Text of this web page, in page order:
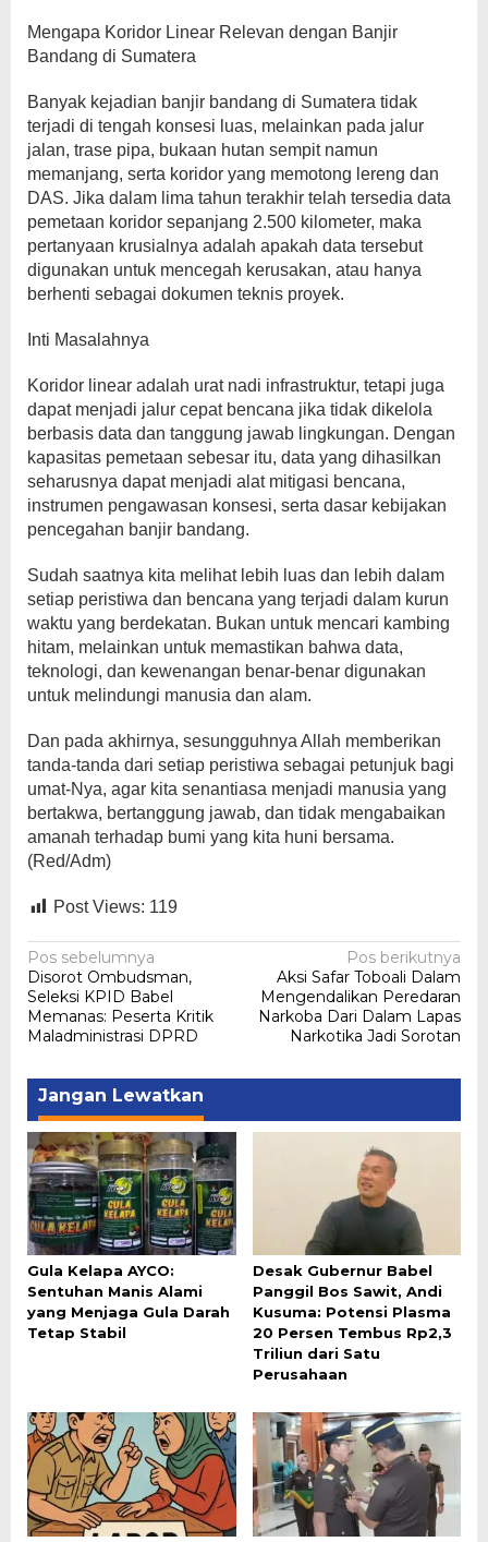
Mengapa Koridor Linear Relevan dengan Banjir
Bandang di Sumatera
Banyak kejadian banjir bandang di Sumatera tidak
terjadi di tengah konsesi luas, melainkan pada jalur
jalan, trase pipa, bukaan hutan sempit namun
memanjang, serta koridor yang memotong lereng dan
DAS. Jika dalam lima tahun terakhir telah tersedia data
pemetaan koridor sepanjang 2.500 kilometer, maka
pertanyaan krusialnya adalah apakah data tersebut
digunakan untuk mencegah kerusakan, atau hanya
berhenti sebagai dokumen teknis proyek.
Inti Masalahnya
Koridor linear adalah urat nadi infrastruktur, tetapi juga
dapat menjadi jalur cepat bencana jika tidak dikelola
berbasis data dan tanggung jawab lingkungan. Dengan
kapasitas pemetaan sebesar itu, data yang dihasilkan
seharusnya dapat menjadi alat mitigasi bencana,
instrumen pengawasan konsesi, serta dasar kebijakan
pencegahan banjir bandang.
Sudah saatnya kita melihat lebih luas dan lebih dalam
setiap peristiwa dan bencana yang terjadi dalam kurun
waktu yang berdekatan. Bukan untuk mencari kambing
hitam, melainkan untuk memastikan bahwa data,
teknologi, dan kewenangan benar-benar digunakan
untuk melindungi manusia dan alam.
Dan pada akhirnya, sesungguhnya Allah memberikan
tanda-tanda dari setiap peristiwa sebagai petunjuk bagi
umat-Nya, agar kita senantiasa menjadi manusia yang
bertakwa, bertanggung jawab, dan tidak mengabaikan
amanah terhadap bumi yang kita huni bersama.
(Red/Adm)
Post Views: 119
Navigasi
pos
Pos sebelumnya
Disorot Ombudsman,
Seleksi KPID Babel
Memanas: Peserta Kritik
Maladministrasi DPRD
Pos berikutnya
Aksi Safar Toboali Dalam
Mengendalikan Peredaran
Narkoba Dari Dalam Lapas
Narkotika Jadi Sorotan
Jangan Lewatkan
Gula Kelapa AYCO:
Sentuhan Manis Alami
yang Menjaga Gula Darah
Tetap Stabil
Desak Gubernur Babel
Panggil Bos Sawit, Andi
Kusuma: Potensi Plasma
20 Persen Tembus Rp2,3
Triliun dari Satu
Perusahaan